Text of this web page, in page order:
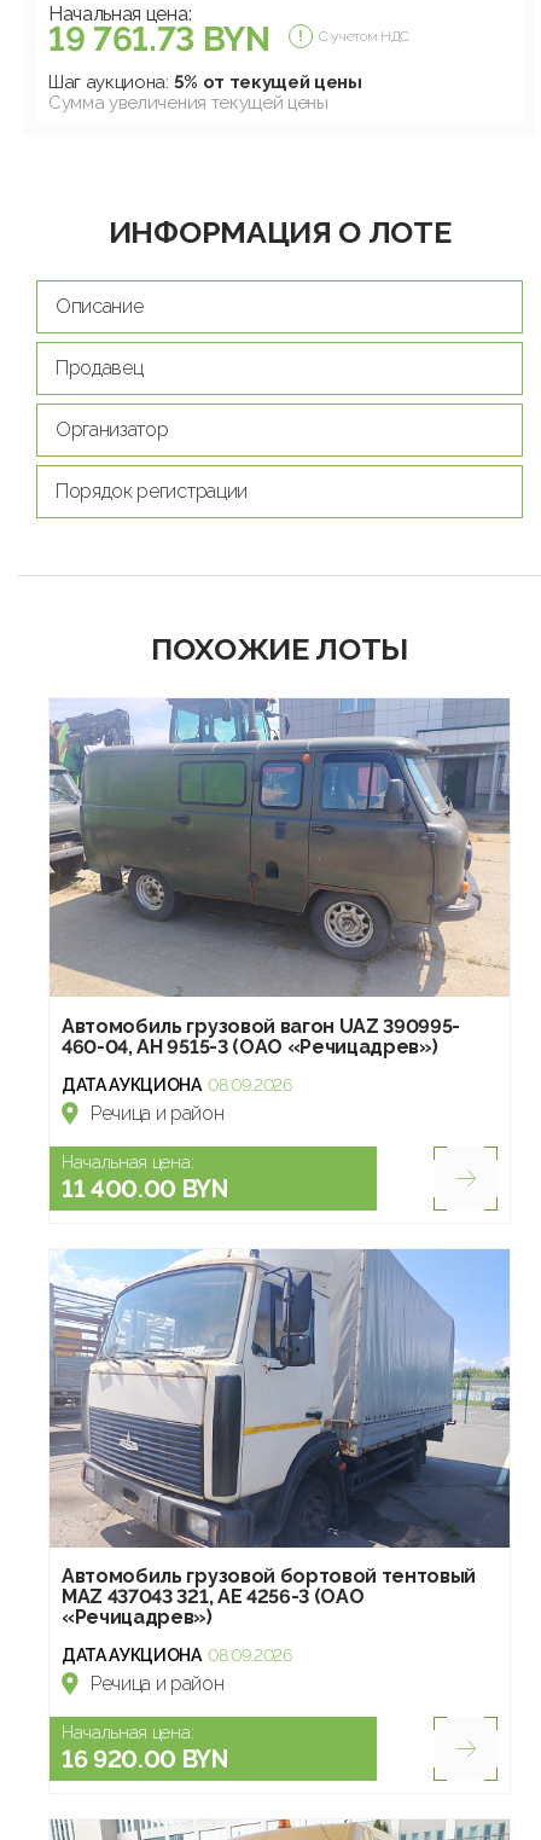
Начальная цена:
19 761.73 BYN С учетом НДС
Шаг аукциона: 5% от текущей цены
Сумма увеличения текущей цены
ИНФОРМАЦИЯ О ЛОТЕ
Описание
Продавец
Организатор
Порядок регистрации
ПОХОЖИЕ ЛОТЫ
Автомобиль грузовой вагон UAZ 390995-
460-04, АН 9515-3 (ОАО «Речицадрев»)
ДАТА АУКЦИОНА 08.09.2026
Речица и район
Начальная цена:
11 400.00 BYN
Автомобиль грузовой бортовой тентовый
МАZ 437043 321, АЕ 4256-3 (ОАО
«Речицадрев»)
ДАТА АУКЦИОНА 08.09.2026
Речица и район
Начальная цена:
16 920.00 BYN